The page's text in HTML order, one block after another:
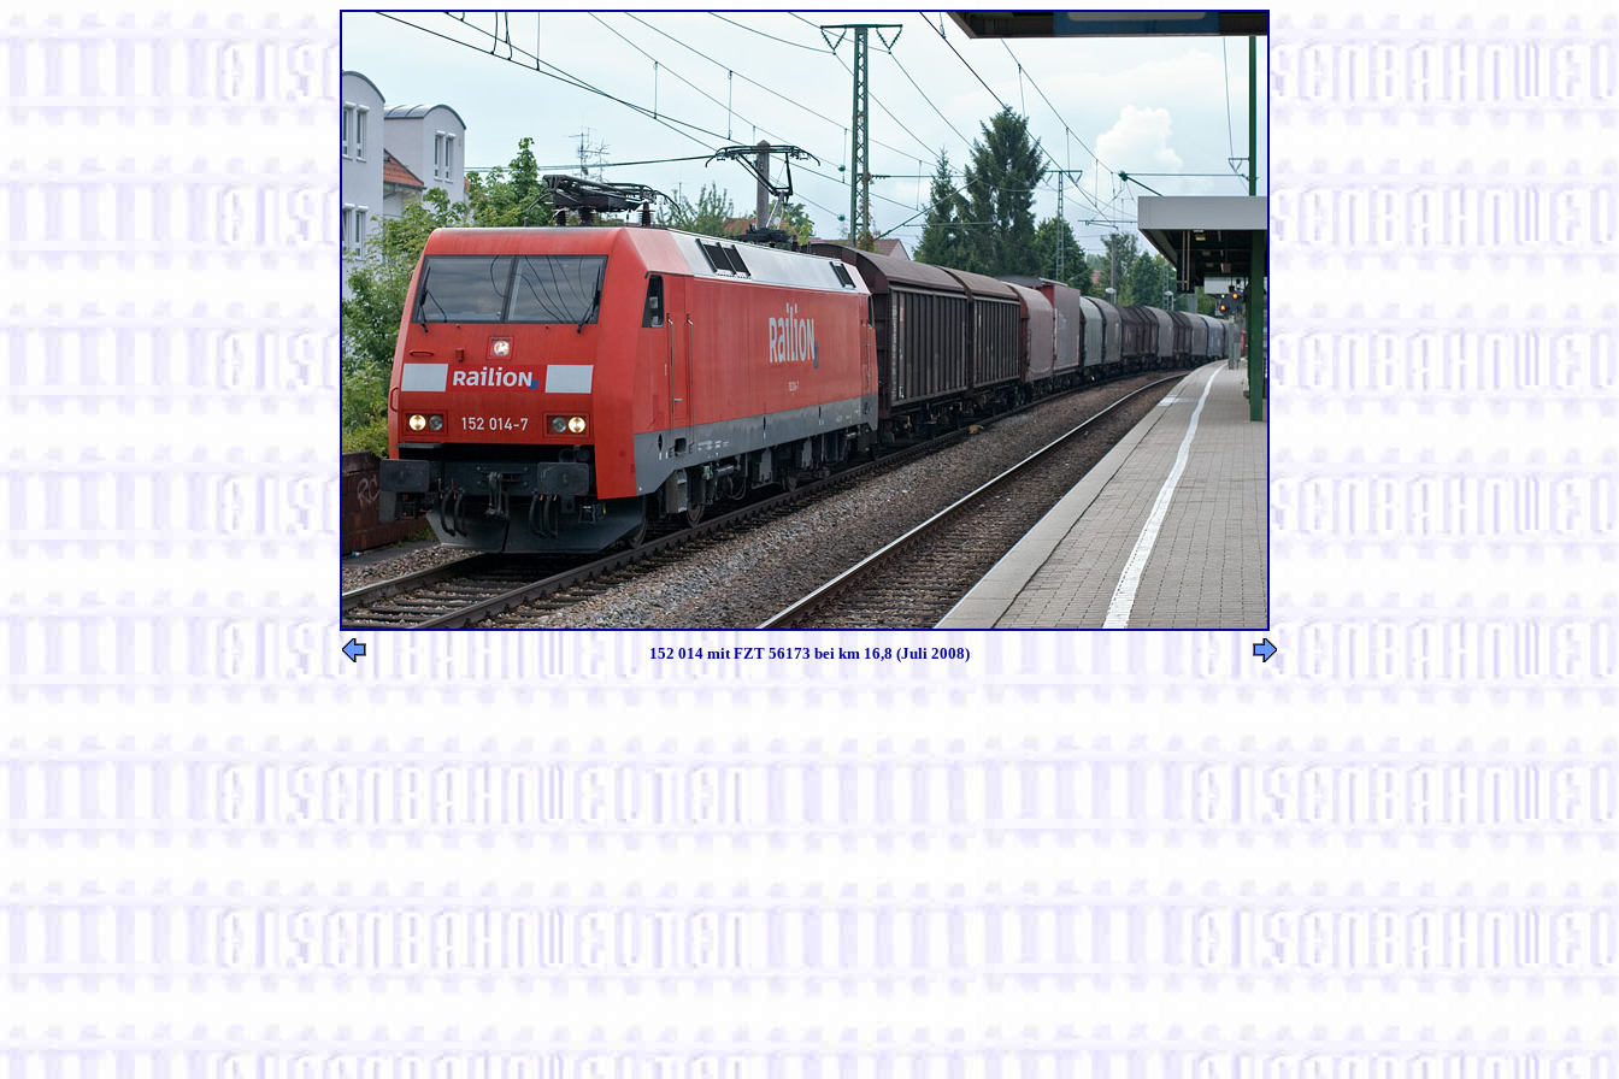
152 014 mit FZT 56173 bei km 16,8 (Juli 2008)